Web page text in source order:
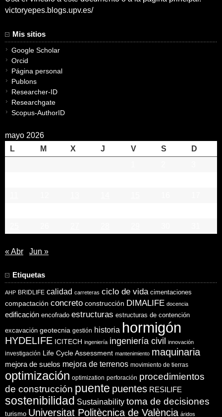
victoryepes.blogs.upv.es/
Mis sitios
Google Scholar
Orcid
Página personal
Publons
Researcher-ID
Researchgate
Scopus-AuthorID
mayo 2026
L
M X J V S
D
« Abr Jun »
Etiquetas
AHP BRIDLIFE calidad carreteras ciclo de vida cimentaciones
compactación concreto construcción DIMALIFE docencia
edificación encofrado estructuras estructuras de contención
excavación geotecnia gestión historia hormigón
HYDELIFE ICITECH ingeniería ingeniería civil innovación
investigación Life Cycle Assessment mantenimiento maquinaria
mejora de suelos mejora de terrenos movimiento de tierras
optimización optimization perforación procedimientos
de construcción puente puentes RESILIFE
sostenibilidad Sustainability toma de decisiones
turismo Universitat Politècnica de València áridos